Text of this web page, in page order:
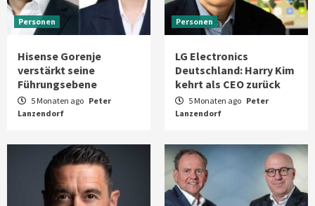
Personen
Hisense Gorenje
verstärkt seine
Führungsebene
5 Monaten ago Peter
Lanzendorf
Personen
LG Electronics
Deutschland: Harry Kim
kehrt als CEO zurück
5 Monaten ago Peter
Lanzendorf